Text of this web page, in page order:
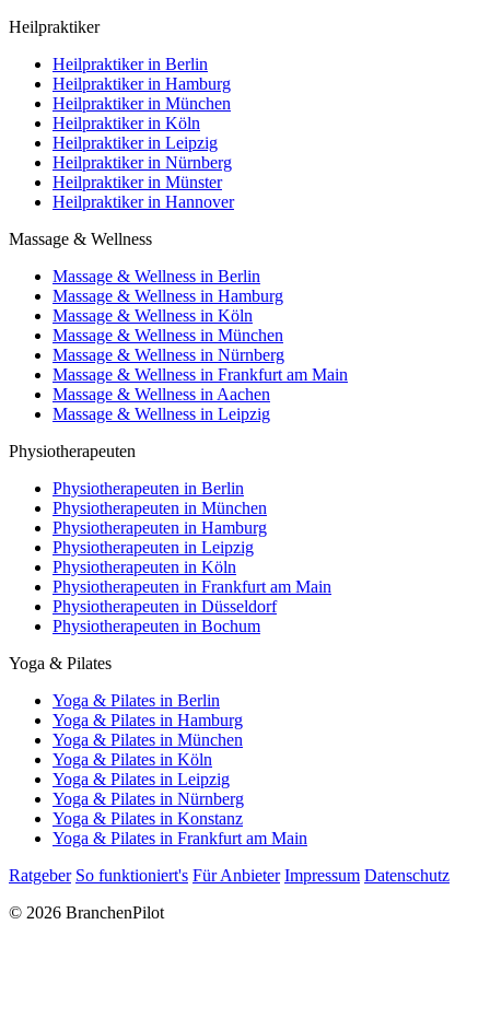
Heilpraktiker
Heilpraktiker in Berlin
Heilpraktiker in Hamburg
Heilpraktiker in München
Heilpraktiker in Köln
Heilpraktiker in Leipzig
Heilpraktiker in Nürnberg
Heilpraktiker in Münster
Heilpraktiker in Hannover
Massage & Wellness
Massage & Wellness in Berlin
Massage & Wellness in Hamburg
Massage & Wellness in Köln
Massage & Wellness in München
Massage & Wellness in Nürnberg
Massage & Wellness in Frankfurt am Main
Massage & Wellness in Aachen
Massage & Wellness in Leipzig
Physiotherapeuten
Physiotherapeuten in Berlin
Physiotherapeuten in München
Physiotherapeuten in Hamburg
Physiotherapeuten in Leipzig
Physiotherapeuten in Köln
Physiotherapeuten in Frankfurt am Main
Physiotherapeuten in Düsseldorf
Physiotherapeuten in Bochum
Yoga & Pilates
Yoga & Pilates in Berlin
Yoga & Pilates in Hamburg
Yoga & Pilates in München
Yoga & Pilates in Köln
Yoga & Pilates in Leipzig
Yoga & Pilates in Nürnberg
Yoga & Pilates in Konstanz
Yoga & Pilates in Frankfurt am Main
Ratgeber So funktioniert's Für Anbieter Impressum Datenschutz
© 2026 BranchenPilot